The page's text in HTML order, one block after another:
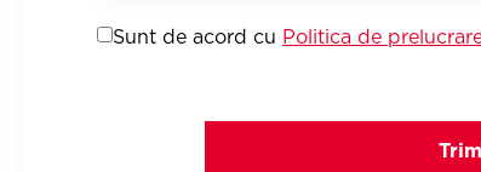
Sunt de acord cu Politica de